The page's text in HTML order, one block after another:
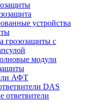
устройства
грозозащиты с
модули
АФТ
DAS
ответвители